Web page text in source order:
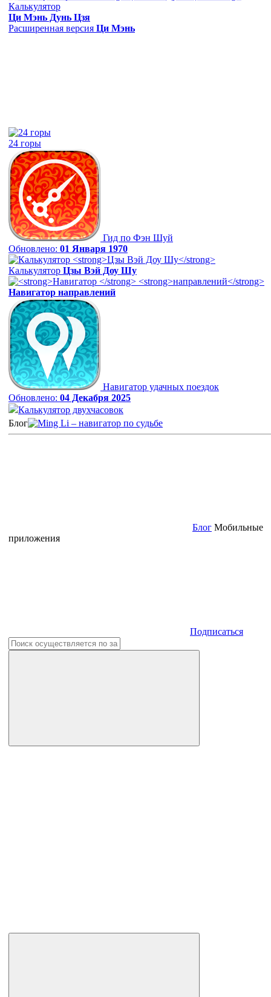
Калькулятор
Ци Мэнь Дунь Цзя
Расширенная версия Ци Мэнь
24 горы
Гид по Фэн Шуй
Обновлено: 01 Января 1970
Калькулятор Цзы Вэй Доу Шу
Навигатор направлений
Навигатор удачных поездок
Обновлено: 04 Декабря 2025
Калькулятор двухчасовок
Блог
Блог Мобильные
приложения
Подписаться